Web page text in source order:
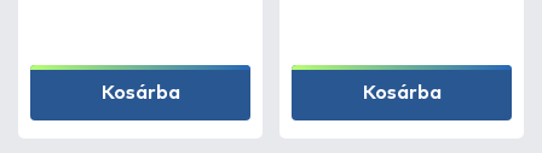
Kosárba Kosárba